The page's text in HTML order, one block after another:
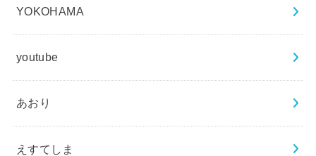
YOKOHAMA
youtube
あおり
えすてしま